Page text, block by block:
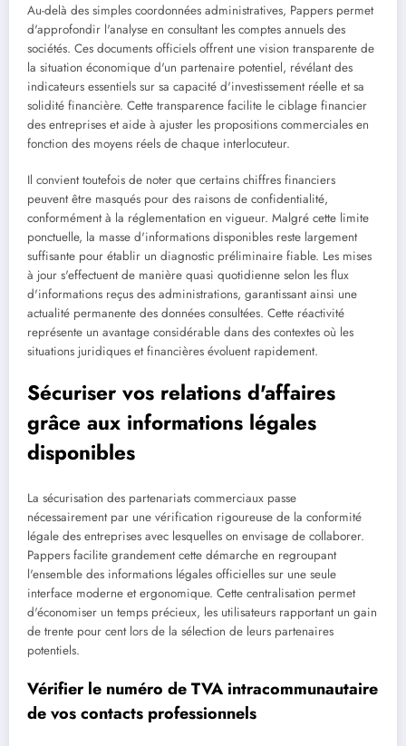
Au-delà des simples coordonnées administratives, Pappers permet
d'approfondir l'analyse en consultant les comptes annuels des
sociétés. Ces documents officiels offrent une vision transparente de
la situation économique d'un partenaire potentiel, révélant des
indicateurs essentiels sur sa capacité d'investissement réelle et sa
solidité financière. Cette transparence facilite le ciblage financier
des entreprises et aide à ajuster les propositions commerciales en
fonction des moyens réels de chaque interlocuteur.
Il convient toutefois de noter que certains chiffres financiers
peuvent être masqués pour des raisons de confidentialité,
conformément à la réglementation en vigueur. Malgré cette limite
ponctuelle, la masse d'informations disponibles reste largement
suffisante pour établir un diagnostic préliminaire fiable. Les mises
à jour s'effectuent de manière quasi quotidienne selon les flux
d'informations reçus des administrations, garantissant ainsi une
actualité permanente des données consultées. Cette réactivité
représente un avantage considérable dans des contextes où les
situations juridiques et financières évoluent rapidement.
Sécuriser vos relations d'affaires
grâce aux informations légales
disponibles
La sécurisation des partenariats commerciaux passe
nécessairement par une vérification rigoureuse de la conformité
légale des entreprises avec lesquelles on envisage de collaborer.
Pappers facilite grandement cette démarche en regroupant
l'ensemble des informations légales officielles sur une seule
interface moderne et ergonomique. Cette centralisation permet
d'économiser un temps précieux, les utilisateurs rapportant un gain
de trente pour cent lors de la sélection de leurs partenaires
potentiels.
Vérifier le numéro de TVA intracommunautaire
de vos contacts professionnels